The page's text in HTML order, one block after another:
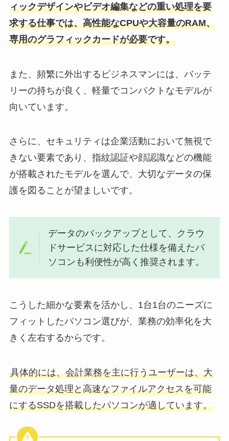
ィックデザインやビデオ編集などの重い処理を要
求する仕事では、高性能なCPUや大容量のRAM、
専用のグラフィックカードが必要です。
また、頻繁に外出するビジネスマンには、バッテ
リーの持ちが良く、軽量でコンパクトなモデルが
向いています。
さらに、セキュリティは企業活動において無視で
きない要素であり、指紋認証や顔認識などの機能
が搭載されたモデルを選んで、大切なデータの保
護を図ることが望ましいです。
データのバックアップとして、クラウ
ドサービスに対応した仕様を備えたパ
ソコンも利便性が高く推奨されます。
こうした細かな要素を活かし、1台1台のニーズに
フィットしたパソコン選びが、業務の効率化を大
きく左右するからです。
具体的には、会計業務を主に行うユーザーは、大
量のデータ処理と高速なファイルアクセスを可能
にするSSDを搭載したパソコンが適しています。